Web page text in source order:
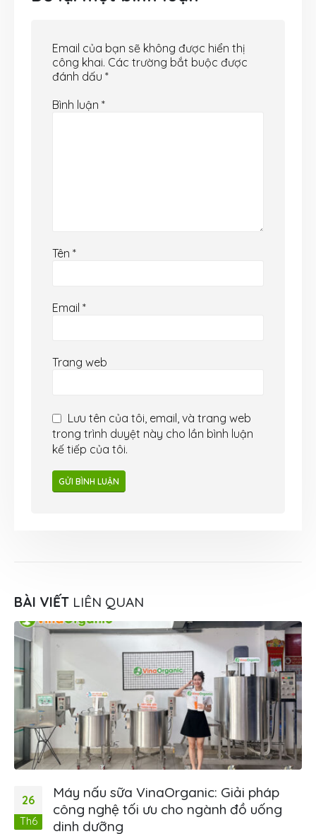
Email của bạn sẽ không được hiển thị
công khai. Các trường bắt buộc được
đánh dấu *
Bình luận *
Tên *
Email *
Trang web
Lưu tên của tôi, email, và trang web
trong trình duyệt này cho lần bình luận
kế tiếp của tôi.
BÀI VIẾT LIÊN QUAN
26
Th6
Máy nấu sữa VinaOrganic: Giải pháp
công nghệ tối ưu cho ngành đồ uống
dinh dưỡng